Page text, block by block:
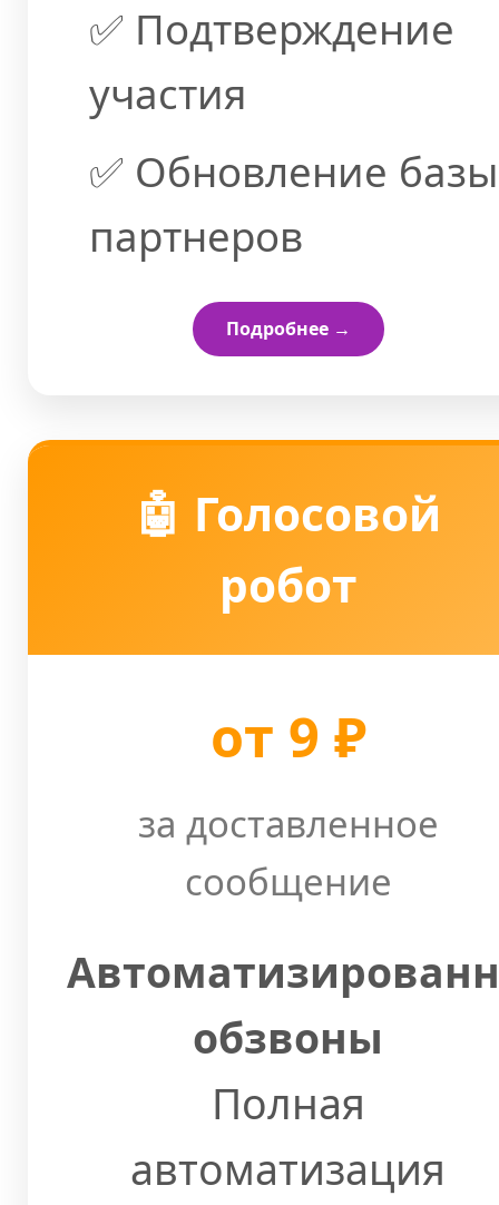
✅ Подтверждение
участия
✅ Обновление базы
партнеров
Подробнее →
🤖 Голосовой
робот
от 9 ₽
за доставленное
сообщение
обзвоны
Полная
автоматизация